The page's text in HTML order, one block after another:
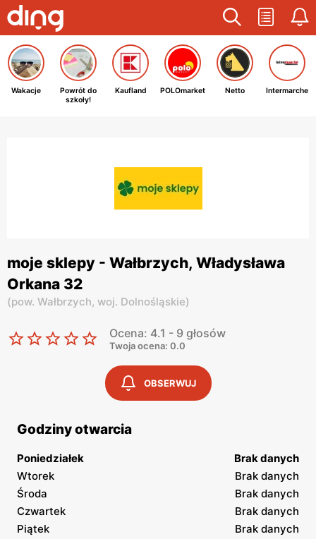
Wakacje
Powrót do
szkoły!
Kaufland POLOmarket Netto Intermarche
moje sklepy - Wałbrzych, Władysława
Orkana 32
(pow. Wałbrzych, woj. Dolnośląskie)
Ocena: 4.1 - 9 głosów
Twoja ocena: 0.0
OBSERWUJ
Godziny otwarcia
Poniedziałek
Brak danych
Wtorek
Brak danych
Środa
Brak danych
Czwartek
Brak danych
Piątek
Brak danych